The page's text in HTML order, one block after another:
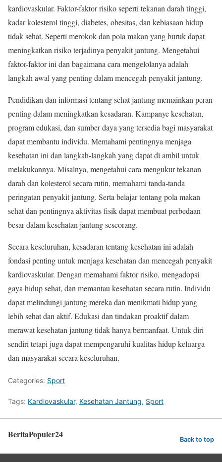
kardiovaskular. Faktor-faktor risiko seperti tekanan darah tinggi,
kadar kolesterol tinggi, diabetes, obesitas, dan kebiasaan hidup
tidak sehat. Seperti merokok dan pola makan yang buruk dapat
meningkatkan risiko terjadinya penyakit jantung. Mengetahui
faktor-faktor ini dan bagaimana cara mengelolanya adalah
langkah awal yang penting dalam mencegah penyakit jantung.
Pendidikan dan informasi tentang sehat jantung memainkan peran
penting dalam meningkatkan kesadaran. Kampanye kesehatan,
program edukasi, dan sumber daya yang tersedia bagi masyarakat
dapat membantu individu. Memahami pentingnya menjaga
kesehatan ini dan langkah-langkah yang dapat di ambil untuk
melakukannya. Misalnya, mengetahui cara mengukur tekanan
darah dan kolesterol secara rutin, memahami tanda-tanda
peringatan penyakit jantung. Serta belajar tentang pola makan
sehat dan pentingnya aktivitas fisik dapat membuat perbedaan
besar dalam kesehatan jantung seseorang.
Secara keseluruhan, kesadaran tentang kesehatan ini adalah
fondasi penting untuk menjaga kesehatan dan mencegah penyakit
kardiovaskular. Dengan memahami faktor risiko, mengadopsi
gaya hidup sehat, dan memantau kesehatan secara rutin. Individu
dapat melindungi jantung mereka dan menikmati hidup yang
lebih sehat dan aktif. Edukasi dan tindakan proaktif dalam
merawat kesehatan jantung tidak hanya bermanfaat. Untuk diri
sendiri tetapi juga dapat mempengaruhi kualitas hidup keluarga
dan masyarakat secara keseluruhan.
Categories: Sport
Tags: Kardiovaskular, Kesehatan Jantung, Sport
BeritaPopuler24 Back to top